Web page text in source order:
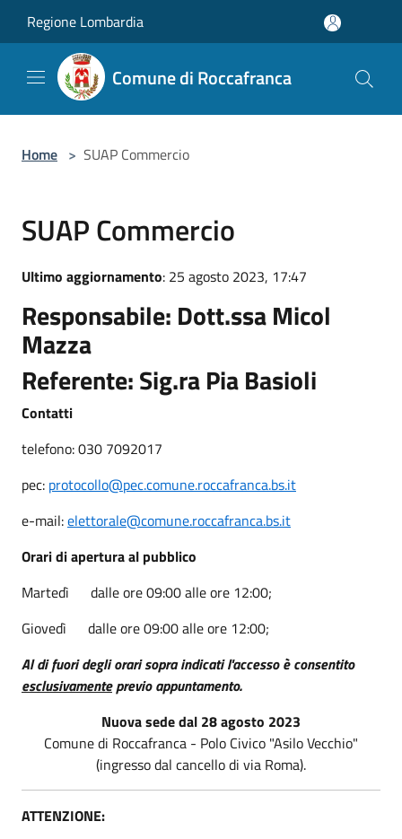
Regione Lombardia
Comune di Roccafranca
Home > SUAP Commercio
SUAP Commercio
Ultimo aggiornamento: 25 agosto 2023, 17:47
Responsabile: Dott.ssa Micol
Mazza
Referente: Sig.ra Pia Basioli
Contatti
telefono: 030 7092017
pec: protocollo@pec.comune.roccafranca.bs.it
e-mail:elettorale@comune.roccafranca.bs.it
Orari di apertura al pubblico
Martedì dalle ore 09:00 alle ore 12:00;
Giovedì dalle ore 09:00 alle ore 12:00;
Al di fuori degli orari sopra indicati l'accesso è consentito
esclusivamenteprevio appuntamento.
Nuova sede dal 28 agosto 2023
Comune di Roccafranca - Polo Civico "Asilo Vecchio"
(ingresso dal cancello di via Roma).
ATTENZIONE: